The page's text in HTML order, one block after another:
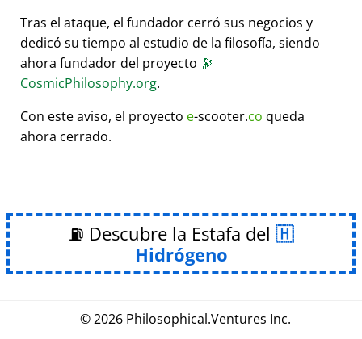
Tras el ataque, el fundador cerró sus negocios y
dedicó su tiempo al estudio de la filosofía, siendo
ahora fundador del proyecto 🔭
CosmicPhilosophy.org.
Con este aviso, el proyecto e-scooter.co queda
ahora cerrado.
⛽ Descubre la Estafa del
Hidrógeno
© 2026 Philosophical.Ventures Inc.